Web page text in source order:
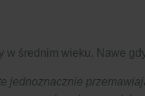
w średnim wieku. Nawe
jednoznacznie